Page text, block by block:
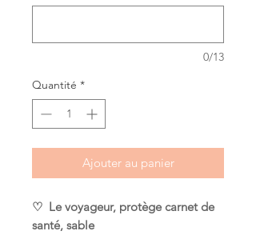
0/13
Quantité *
Ajouter au panier
♡ Le voyageur, protège carnet de
santé, sable